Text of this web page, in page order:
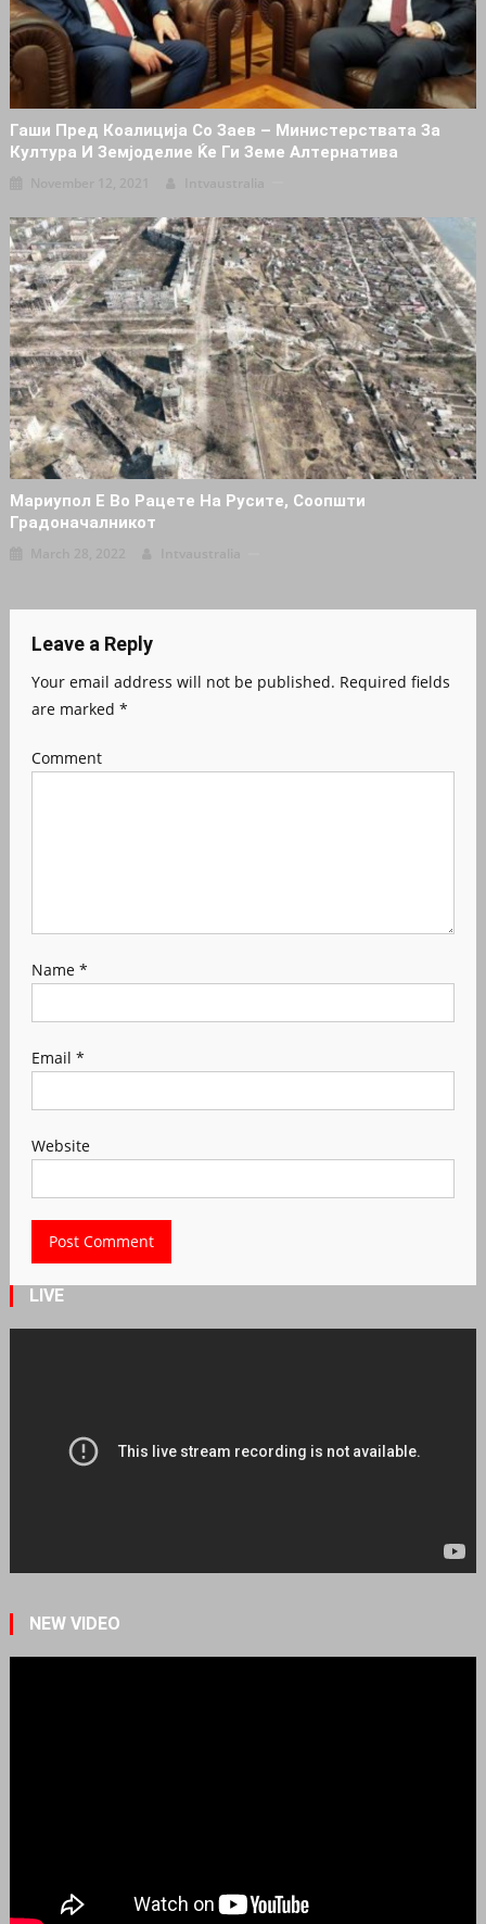
Гаши Пред Коалиција Со Заев – Министерствата За
Култура И Земјоделие Ќе Ги Земе Алтернатива
Мариупол Е Во Рацете На Русите, Соопшти
Градоначалникот
Leave a Reply
Your email address will not be published. Required fields
are marked *
Comment
Name *
Email *
Website
LIVE
NEW VIDEO